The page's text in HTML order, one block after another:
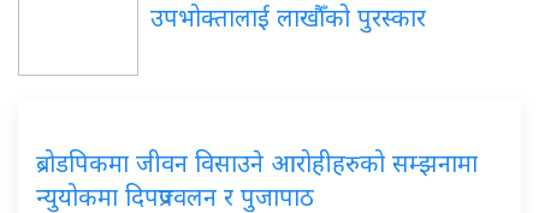
उपभोक्तालाई लाखौँको पुरस्कार
ब्रोडपिकमा जीवन विसाउने आरोहीहरुको सम्झनामा
न्युयोकमा दिपप्रज्वलन र पुजापाठ